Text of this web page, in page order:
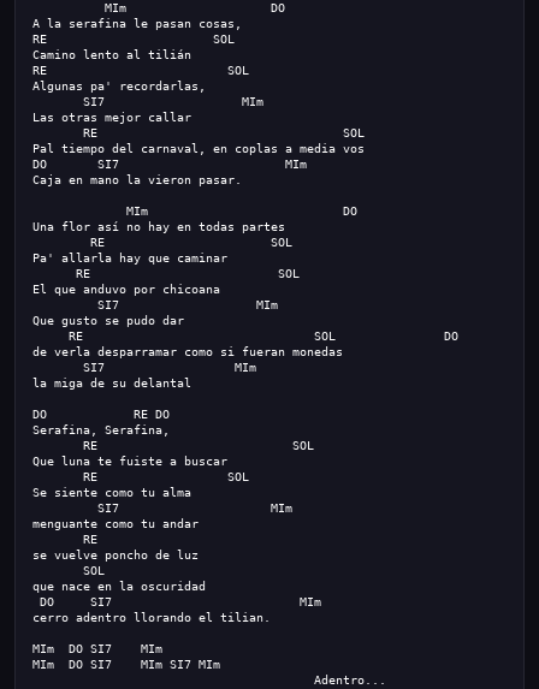
MIm                    DO
A la serafina le pasan cosas,
RE                       SOL
Camino lento al tilián
RE                         SOL
Algunas pa' recordarlas,
SI7                   MIm
Las otras mejor callar
RE SOL
Pal tiempo del carnaval, en coplas a media vos
DO SI7                       MIm
Caja en mano la vieron pasar.
MIm                           DO
Una flor así no hay en todas partes
RE                       SOL
Pa' allarla hay que caminar
RE                          SOL
El que anduvo por chicoana
SI7                   MIm
Que gusto se pudo dar
RE SOL DO
de verla desparramar como si fueran monedas
SI7                  MIm
la miga de su delantal
DO            RE DO
Serafina, Serafina,
RE                           SOL
Que luna te fuiste a buscar
RE                  SOL
Se siente como tu alma
SI7                     MIm
menguante como tu andar
RE
se vuelve poncho de luz
SOL
que nace en la oscuridad
DO SI7                          MIm
cerro adentro llorando el tilian.
MIm  DO SI7    MIm
MIm  DO SI7    MIm SI7 MIm
Adentro...